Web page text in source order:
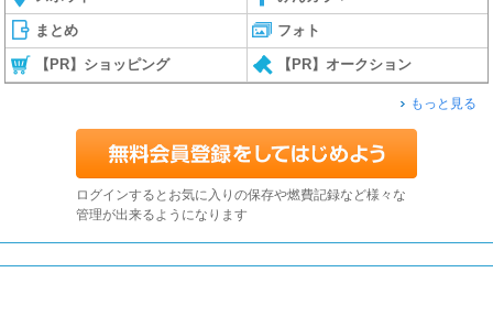
まとめ フォト
【PR】ショッピング 【PR】オークション
もっと見る
ログインするとお気に入りの保存や燃費記録など様々な
管理が出来るようになります